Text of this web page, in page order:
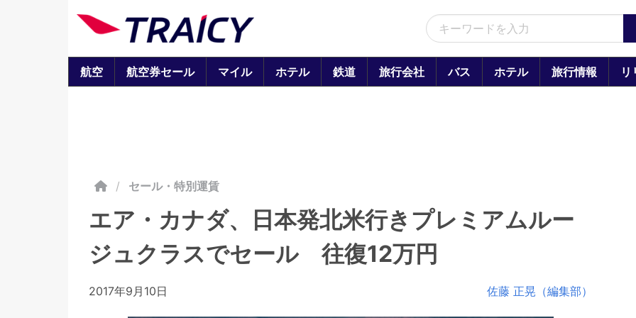
航空 航空券セール マイル ホテル 鉄道 旅行会社 バス ホテル 旅行情報 リ
/ セール・特別運賃
エア・カナダ、日本発北米行きプレミアムルー
ジュクラスでセール 往復12万円
2017年9月10日 佐藤 正晃（編集部）